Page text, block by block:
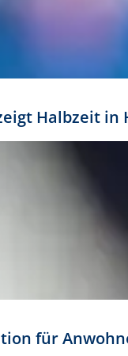
Halbzeit in
für